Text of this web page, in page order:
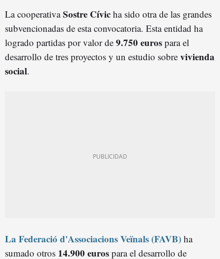
La cooperativaSostre Cívic ha sido otra de las grandes
subvencionadas de esta convocatoria. Esta entidad ha
logrado partidas por valor de 9.750 euros para el
desarrollo de tres proyectos y un estudio sobre vivienda
social.
La Federació d'Associacions Veïnals (FAVB) ha
sumado otros 14.900 euros para el desarrollo de